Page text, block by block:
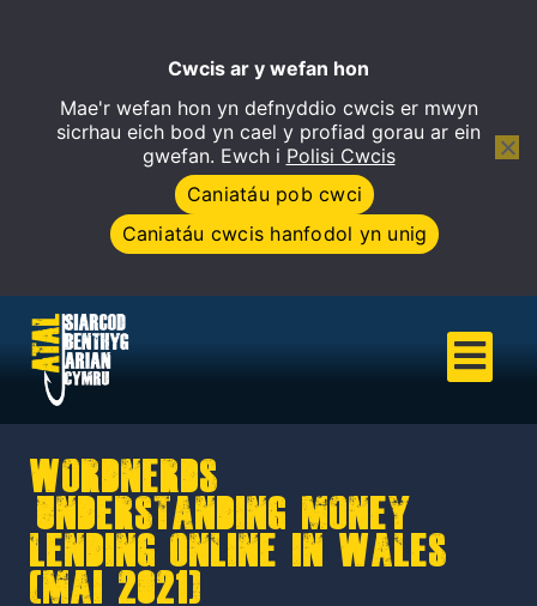
Cwcis ar y wefan hon
Mae'r wefan hon yn defnyddio cwcis er mwyn
sicrhau eich bod yn cael y profiad gorau ar ein
gwefan. Ewch i Polisi Cwcis
Caniatáu pob cwci
Caniatáu cwcis hanfodol yn unig
Wordnerds –
‘Understanding Money
Lending Online in Wales’
(Mai 2021)